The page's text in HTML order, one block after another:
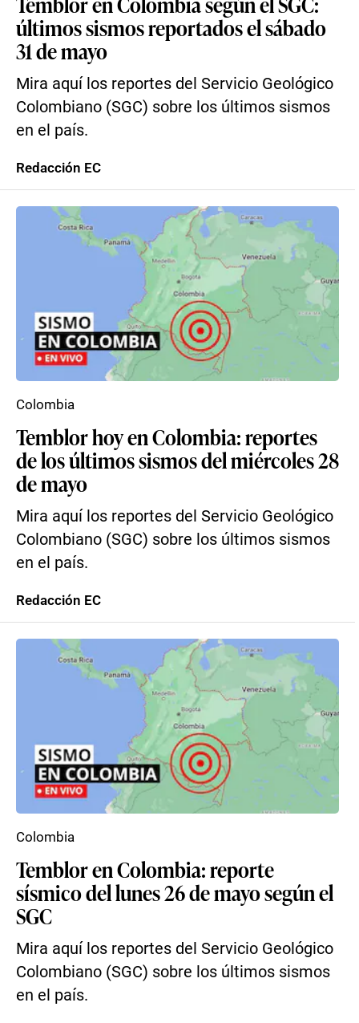
últimos sismos reportados el sábado
31 de mayo
Mira aquí los reportes del Servicio Geológico
Colombiano (SGC) sobre los últimos sismos
en el país.
Redacción EC
Temblor hoy en Colombia: reportes
de los últimos sismos del miércoles 28
de mayo
Mira aquí los reportes del Servicio Geológico
Colombiano (SGC) sobre los últimos sismos
en el país.
Colombia
Redacción EC
Temblor en Colombia: reporte
sísmico del lunes 26 de mayo según el
SGC
Mira aquí los reportes del Servicio Geológico
Colombiano (SGC) sobre los últimos sismos
en el país.
Colombia